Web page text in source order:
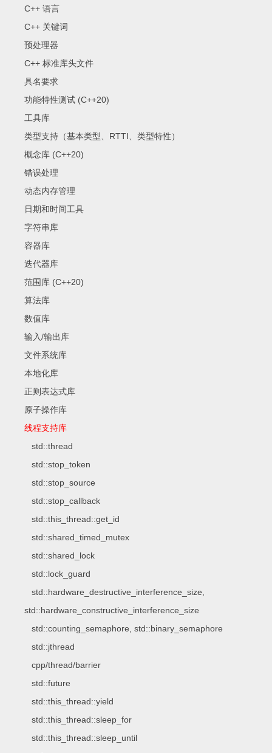
C++ 语言
C++ 关键词
预处理器
C++ 标准库头文件
具名要求
功能特性测试 (C++20)
工具库
类型支持（基本类型、RTTI、类型特性）
概念库 (C++20)
错误处理
动态内存管理
日期和时间工具
字符串库
容器库
迭代器库
范围库 (C++20)
算法库
数值库
输入/输出库
文件系统库
本地化库
正则表达式库
原子操作库
线程支持库
std::thread
std::stop_token
std::stop_source
std::stop_callback
std::this_thread::get_id
std::shared_timed_mutex
std::shared_lock
std::lock_guard
std::hardware_destructive_interference_size,
std::hardware_constructive_interference_size
std::counting_semaphore, std::binary_semaphore
std::jthread
cpp/thread/barrier
std::future
std::this_thread::yield
std::this_thread::sleep_for
std::this_thread::sleep_until